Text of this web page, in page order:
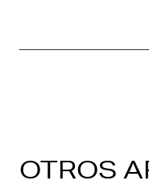
OTROS